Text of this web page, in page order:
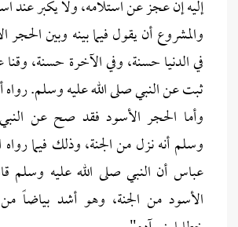
إليه إن عجز عن استلامه، ولا يكبر عند
والمشروع أن يقول فيما بينه وبين الحجر
في الدنيا حسنة، وفي الآخرة حسنة،
ثبت عن النبي صلى الله عليه وسلم. رواه
وأما الحجر الأسود فقد صح عن
وسلم أنه نزل من الجنة، وذلك فيما
عباس أن النبي صلى الله عليه وسلم
الأسود من الجنة، وهو أشد بياضاً